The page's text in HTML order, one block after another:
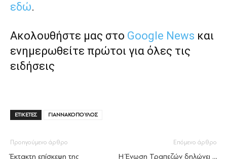
εδώ.
Ακολουθήστε μας στο Google News και
ενημερωθείτε πρώτοι για όλες τις
ειδήσεις
ΕΤΙΚΕΤΕΣ ΓΙΑΝΝΑΚΟΠΟΥΛΟΣ
Προηγούμενο άρθρο
Έκτακτη επίσκεψη της
Επόμενο άρθρο
Η Ένωση Τραπεζών δηλώνει …